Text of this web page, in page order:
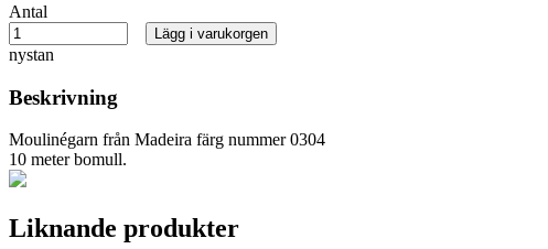
Antal
nystan
Lägg i varukorgen
Beskrivning
Moulinégarn från Madeira färg nummer 0304
10 meter bomull.
Liknande produkter